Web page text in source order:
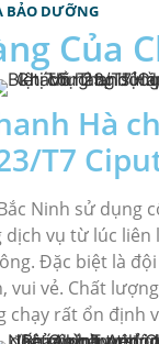
BẢO DƯỠNG
Của
Hà
T7
Ninh sử dụng
vụ từ lúc liên
Đặc biệt là
vui vẻ. Chất
chạy rất ổn định